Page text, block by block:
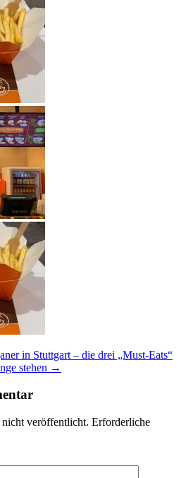
in Stuttgart – die drei „Must-Eats“
stehen →
veröffentlicht. Erforderliche